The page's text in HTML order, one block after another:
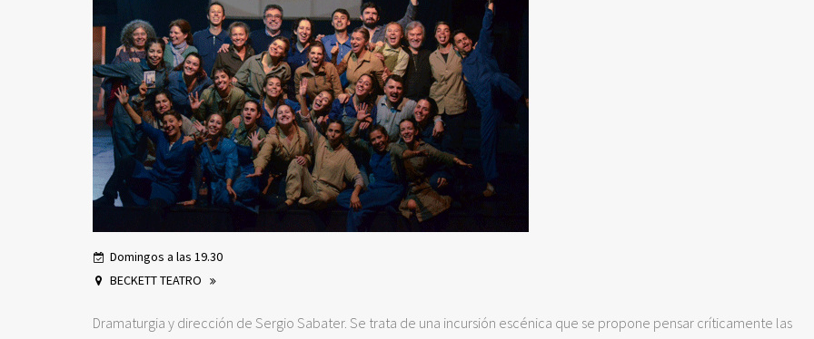
Domingos a las 19.30
BECKETT TEATRO
Dramaturgia y dirección de Sergio Sabater. Se trata de una incursión escénica que se propone pensar críticamente las